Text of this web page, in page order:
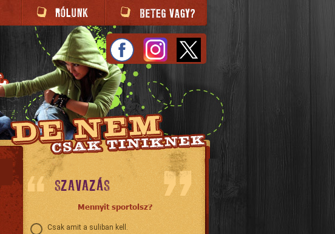
SZAVAZÁS
Mennyit sportolsz?
Csak amit a suliban kell.